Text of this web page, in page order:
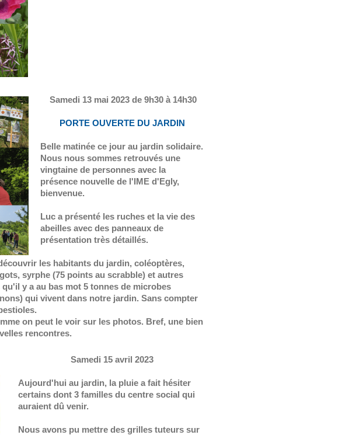
Samedi 13 mai 2023 de 9h30 à 14h30
PORTE OUVERTE DU JARDIN
Belle matinée ce jour au jardin solidaire.
Nous nous sommes retrouvés une
vingtaine de personnes avec la
présence nouvelle de l'IME d'Egly,
bienvenue.
Luc a présenté les ruches et la vie des
abeilles avec des panneaux de
présentation très détaillés.
les habitants du jardin, coléoptères,
syrphe (75 points au scrabble) et autres
y a au bas mot 5 tonnes de microbes
qui vivent dans notre jardin. Sans compter
on peut le voir sur les photos. Bref, une bien
rencontres.
Samedi 15 avril 2023
Aujourd'hui au jardin, la pluie a fait hésiter
certains dont 3 familles du centre social qui
auraient dû venir.
Nous avons pu mettre des grilles tuteurs sur